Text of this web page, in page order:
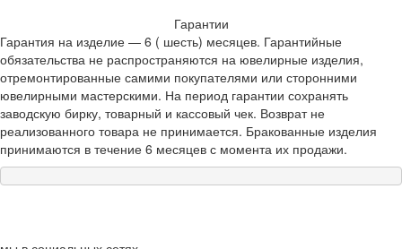
Гарантии
Гарантия на изделие — 6 ( шесть) месяцев. Гарантийные
обязательства не распространяются на ювелирные изделия,
отремонтированные самими покупателями или сторонними
ювелирными мастерскими. На период гарантии сохранять
заводскую бирку, товарный и кассовый чек. Возврат не
реализованного товара не принимается. Бракованные изделия
принимаются в течение 6 месяцев с момента их продажи.